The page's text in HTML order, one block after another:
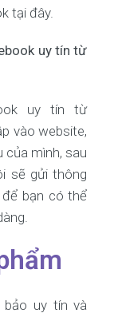
tại đây.
uy tín từ
uy tín từ
vào website,
của mình, sau
sẽ gửi thông
bạn có thể
bảo uy tín và